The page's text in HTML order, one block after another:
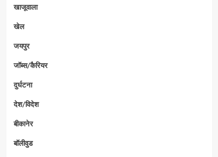
खाजूवाला
खेल
जयपुर
जॉब्स/कैरियर
दुर्घटना
देश/विदेश
बीकानेर
बॉलीवुड